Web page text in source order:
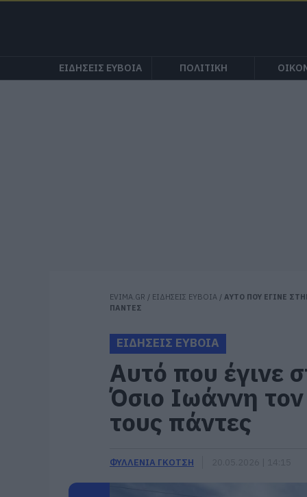
ΕΙΔΗΣΕΙΣ ΕΥΒΟΙΑ ΠΟΛΙΤΙΚΗ
EVIMA.GR / ΕΙΔΗΣΕΙΣ ΕΥΒΟΙΑ / ΑΥΤΟ ΠΟΥ ΕΓΙΝΕ
ΠΑΝΤΕΣ
ΕΙΔΗΣΕΙΣ ΕΥΒΟΙΑ
Αυτό που έγινε
Όσιο Ιωάννη
τους πάντες
ΦΥΛΛΕΝΙΑ ΓΚΟΤΣΗ